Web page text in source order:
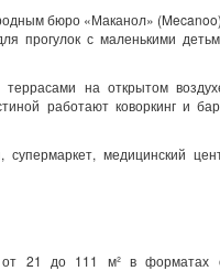
бюро «Маканол»
прогулок с маленькими
на открытом
работают коворкинг и
медицинский
21 до 111 м² в форматах